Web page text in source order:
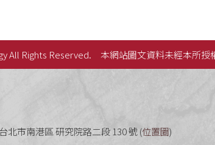
All Rights Reserved. 本網站圖文資料未經本所授
北市南港區 研究院路二段 130 號 (位置圖)